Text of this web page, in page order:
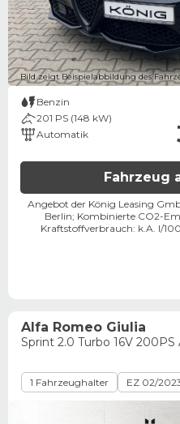
Bild zeigt Beispielabbildung des
Benzin
201 PS (148 kW)
Automatik
Fahrzeug
Angebot der König Leasing
Berlin; Kombinierte CO2-
Kraftstoffverbrauch: k.A. l/
Alfa Romeo Giulia
Sprint 2.0 Turbo 16V 200PS
1 Fahrzeughalter EZ 02/